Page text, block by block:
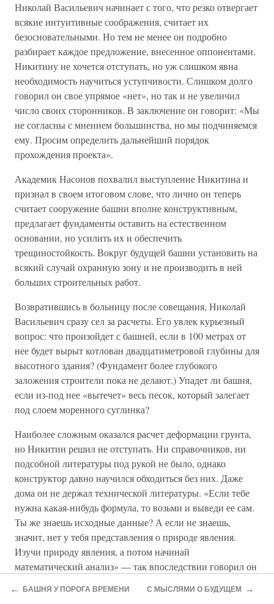
Николай Васильевич начинает с того, что резко отвергает
всякие интуитивные соображения, считает их
безосновательными. Но тем не менее он подробно
разбирает каждое предложение, внесенное оппонентами.
Никитину не хочется отступать, но уж слишком явна
необходимость научиться уступчивости. Слишком долго
говорил он свое упрямое «нет», но так и не увеличил
число своих сторонников. В заключение он говорит: «Мы
не согласны с мнением большинства, но мы подчиняемся
ему. Просим определить дальнейший порядок
прохождения проекта».
Академик Насонов похвалил выступление Никитина и
признал в своем итоговом слове, что лично он теперь
считает сооружение башни вполне конструктивным,
предлагает фундаменты оставить на естественном
основании, но усилить их и обеспечить
трещиностойкость. Вокруг будущей башни установить на
всякий случай охранную зону и не производить в ней
больших строительных работ.
Возвратившись в больницу после совещания, Николай
Васильевич сразу сел за расчеты. Его увлек курьезный
вопрос: что произойдет с башней, если в 100 метрах от
нее будет вырыт котлован двадцатиметровой глубины для
высотного здания? (Фундамент более глубокого
заложения строители пока не делают.) Упадет ли башня,
если из-под нее «вытечет» весь песок, который залегает
под слоем моренного суглинка?
Наиболее сложным оказался расчет деформации грунта,
но Никитин решил не отступать. Ни справочников, ни
подсобной литературы под рукой не было, однако
конструктор давно научился обходиться без них. Даже
дома он не держал технической литературы. «Если тебе
нужна какая-нибудь формула, то возьми и выведи ее сам.
Ты же знаешь исходные данные? А если не знаешь,
значит, нет у тебя представления о природе явления.
Изучи природу явления, а потом начинай
математический анализ» — так впоследствии говорил он
были его инструментом, и он, как хороший мастер,
← БАШНЯ У ПОРОГА ВРЕМЕНИ С МЫСЛЯМИ О БУДУЩЕМ →